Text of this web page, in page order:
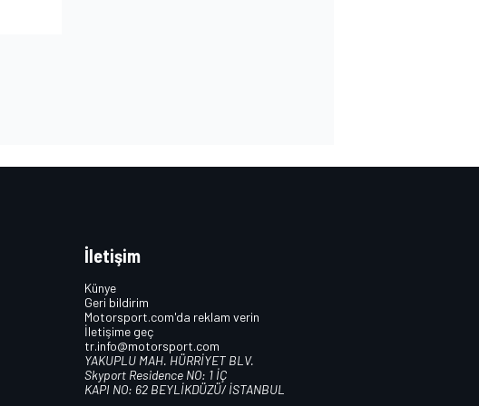
İletişim
Künye
Geri bildirim
Motorsport.com'da reklam verin
İletişime geç
tr.info@motorsport.com
YAKUPLU MAH. HÜRRİYET BLV.
Skyport Residence NO: 1 İÇ
KAPI NO: 62 BEYLİKDÜZÜ/ İSTANBUL